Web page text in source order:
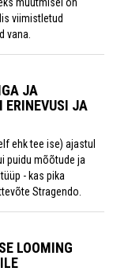
viimistletud
vana.
JA
ERINEVUSI JA
ehk tee ise) ajastul
puidu mõõtude ja
- kas pika
Stragendo.
LOOMING